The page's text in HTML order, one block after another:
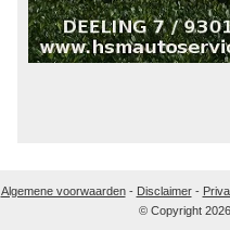
Algemene voorwaarden- Disclaimer-
© Copyright